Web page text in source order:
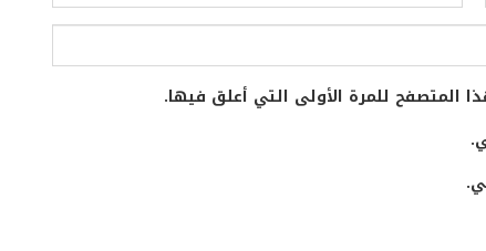
المتصفح للمرة الأولى التي أعلق فيها.